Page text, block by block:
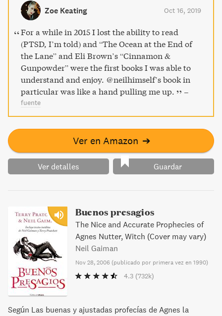
Zoe Keating Oct 16, 2019
For a while in 2015 I lost the ability to read
(PTSD, I’m told) and “The Ocean at the End of
the Lane” and Eli Brown’s “Cinnamon &
Gunpowder” were the first books I was able to
understand and enjoy. @neilhimself’s book in
particular was like a hand pulling me up.
–
fuente
Ver en Amazon ➔
Ver detalles Guardar
Buenos presagios
The Nice and Accurate Prophecies of
Agnes Nutter, Witch (Cover may vary)
Neil Gaiman
Nov 28, 2006 (publicado por primera vez en 1990)
4.3 (732k)
Según Las buenas y ajustadas profecías de Agnes la